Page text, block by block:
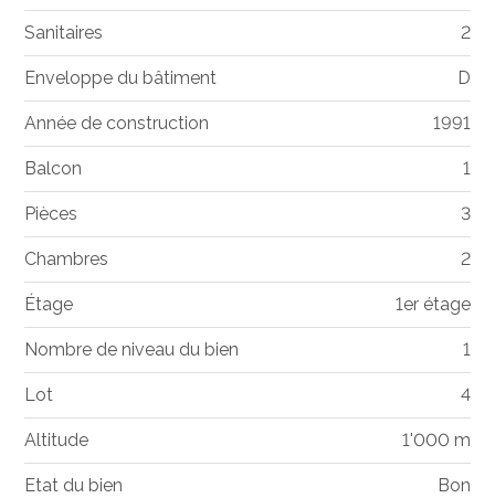
Sanitaires 2
Enveloppe du bâtiment D
Année de construction 1991
Balcon 1
Pièces 3
Chambres 2
Étage 1er étage
Nombre de niveau du bien 1
Lot 4
Altitude 1'000 m
Etat du bien Bon